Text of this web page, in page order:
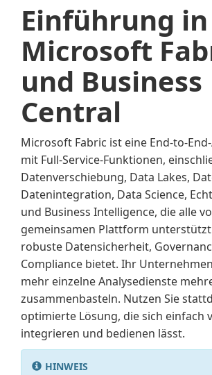
Einführung in
Microsoft
und Business
Central
Microsoft Fabric ist eine End-to-
mit Full-Service-Funktionen,
Datenverschiebung, Data Lakes,
Datenintegration, Data Science,
und Business Intelligence, die alle
gemeinsamen Plattform
robuste Datensicherheit,
Compliance bietet. Ihr
mehr einzelne Analysedienste
zusammenbasteln. Nutzen Sie
optimierte Lösung, die sich einfach
integrieren und bedienen lässt.
HINWEIS